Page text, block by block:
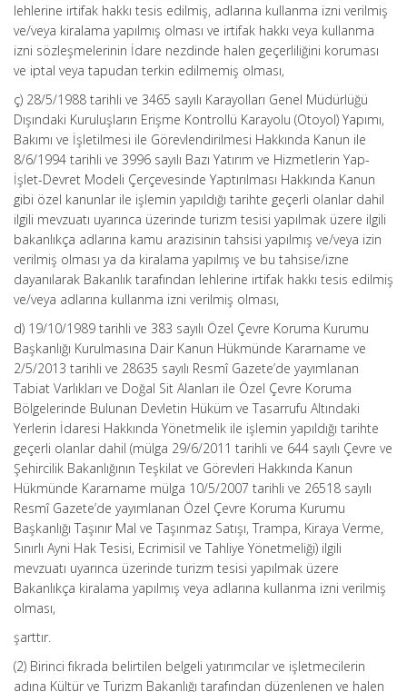
lehlerine irtifak hakkı tesis edilmiş, adlarına kullanma izni verilmiş
ve/veya kiralama yapılmış olması ve irtifak hakkı veya kullanma
izni sözleşmelerinin İdare nezdinde halen geçerliliğini koruması
ve iptal veya tapudan terkin edilmemiş olması,
ç) 28/5/1988 tarihli ve 3465 sayılı Karayolları Genel Müdürlüğü
Dışındaki Kuruluşların Erişme Kontrollü Karayolu (Otoyol) Yapımı,
Bakımı ve İşletilmesi ile Görevlendirilmesi Hakkında Kanun ile
8/6/1994 tarihli ve 3996 sayılı Bazı Yatırım ve Hizmetlerin Yap-
İşlet-Devret Modeli Çerçevesinde Yaptırılması Hakkında Kanun
gibi özel kanunlar ile işlemin yapıldığı tarihte geçerli olanlar dahil
ilgili mevzuatı uyarınca üzerinde turizm tesisi yapılmak üzere ilgili
bakanlıkça adlarına kamu arazisinin tahsisi yapılmış ve/veya izin
verilmiş olması ya da kiralama yapılmış ve bu tahsise/izne
dayanılarak Bakanlık tarafından lehlerine irtifak hakkı tesis edilmiş
ve/veya adlarına kullanma izni verilmiş olması,
d) 19/10/1989 tarihli ve 383 sayılı Özel Çevre Koruma Kurumu
Başkanlığı Kurulmasına Dair Kanun Hükmünde Kararname ve
2/5/2013 tarihli ve 28635 sayılı Resmî Gazete’de yayımlanan
Tabiat Varlıkları ve Doğal Sit Alanları ile Özel Çevre Koruma
Bölgelerinde Bulunan Devletin Hüküm ve Tasarrufu Altındaki
Yerlerin İdaresi Hakkında Yönetmelik ile işlemin yapıldığı tarihte
geçerli olanlar dahil (mülga 29/6/2011 tarihli ve 644 sayılı Çevre ve
Şehircilik Bakanlığının Teşkilat ve Görevleri Hakkında Kanun
Hükmünde Kararname mülga 10/5/2007 tarihli ve 26518 sayılı
Resmî Gazete’de yayımlanan Özel Çevre Koruma Kurumu
Başkanlığı Taşınır Mal ve Taşınmaz Satışı, Trampa, Kiraya Verme,
Sınırlı Ayni Hak Tesisi, Ecrimisil ve Tahliye Yönetmeliği) ilgili
mevzuatı uyarınca üzerinde turizm tesisi yapılmak üzere
Bakanlıkça kiralama yapılmış veya adlarına kullanma izni verilmiş
olması,
şarttır.
(2) Birinci fıkrada belirtilen belgeli yatırımcılar ve işletmecilerin
adına Kültür ve Turizm Bakanlığı tarafından düzenlenen ve halen